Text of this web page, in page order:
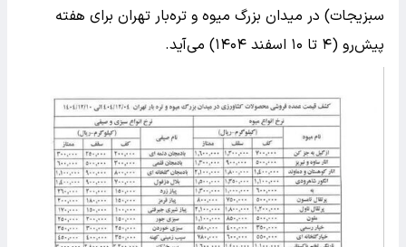
سبزیجات) در میدان بزرگ میوه و تره‌بار تهران برای هفته
پیش‌رو (۴ تا ۱۰ اسفند ۱۴۰۴) می‌آید.